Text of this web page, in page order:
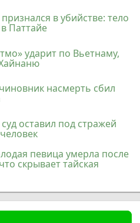
в убийстве: тело
Паттайе
ударит по Вьетнаму,
насмерть сбил
оставил под стражей
певица умерла после
скрывает тайская